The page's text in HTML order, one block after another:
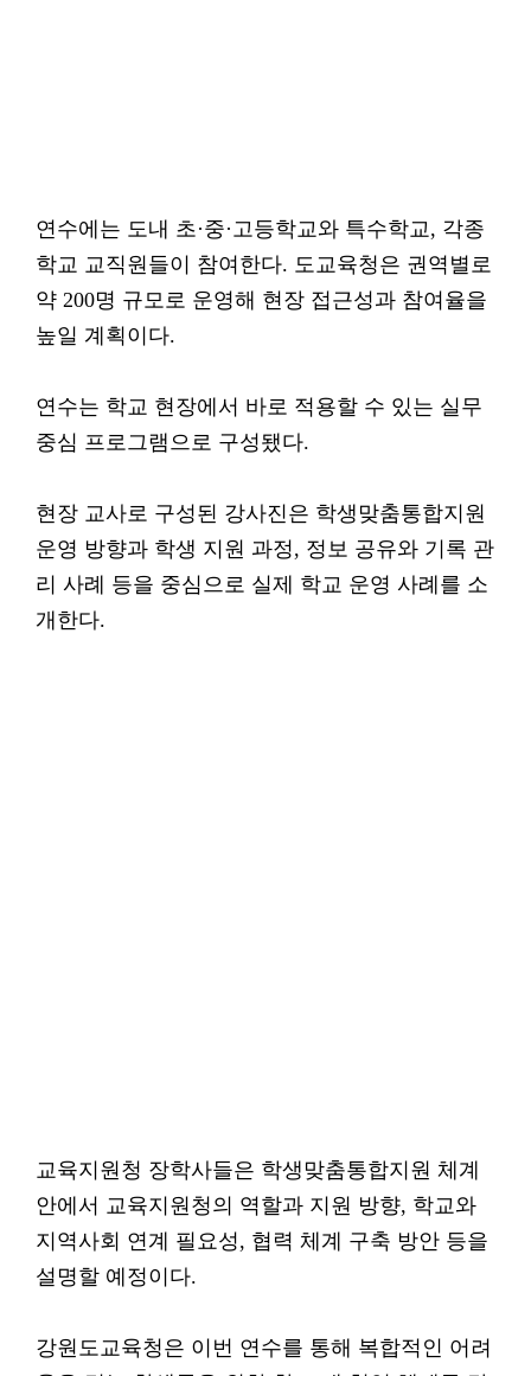
연수에는 도내 초·중·고등학교와 특수학교, 각종
학교 교직원들이 참여한다. 도교육청은 권역별로
약 200명 규모로 운영해 현장 접근성과 참여율을
높일 계획이다.
연수는 학교 현장에서 바로 적용할 수 있는 실무
중심 프로그램으로 구성됐다.
현장 교사로 구성된 강사진은 학생맞춤통합지원
운영 방향과 학생 지원 과정, 정보 공유와 기록 관
리 사례 등을 중심으로 실제 학교 운영 사례를 소
개한다.
교육지원청 장학사들은 학생맞춤통합지원 체계
안에서 교육지원청의 역할과 지원 방향, 학교와
지역사회 연계 필요성, 협력 체계 구축 방안 등을
설명할 예정이다.
강원도교육청은 이번 연수를 통해 복합적인 어려